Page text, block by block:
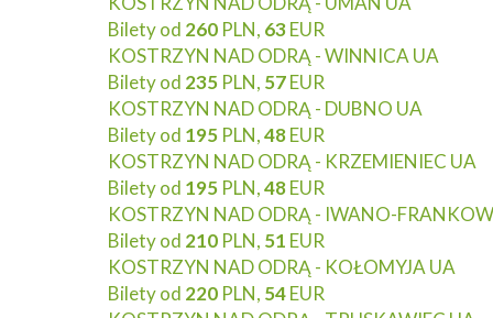
Bilety od 260 PLN, 63EUR
KOSTRZYN NAD ODRĄ - WINNICA UA
Bilety od 235 PLN, 57EUR
KOSTRZYN NAD ODRĄ - DUBNO UA
Bilety od 195 PLN,48EUR
KOSTRZYN NAD ODRĄ - KRZEMIENIEC UA
Bilety od 195 PLN,48EUR
KOSTRZYN NAD ODRĄ - IWANO-
Bilety od 210 PLN, 51 EUR
KOSTRZYN NAD ODRĄ - KOŁOMYJA UA
Bilety od 220 PLN, 54EUR